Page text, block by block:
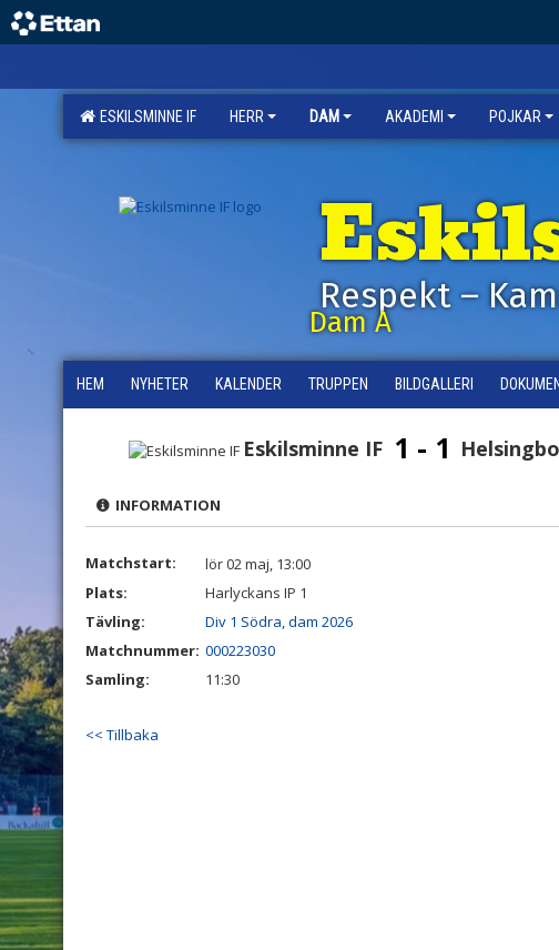
ESKILSMINNE IF HERR DAM AKADEMI POJKAR
Respekt –
Dam A
HEM NYHETER KALENDER TRUPPEN BILDGALLERI
Eskilsminne IF 1 - 1
INFORMATION
Matchstart:
lör 02 maj, 13:00
Plats:
Harlyckans IP 1
Tävling:
Div 1 Södra, dam 2026
Matchnummer: 000223030
Samling:
11:30
<< Tillbaka